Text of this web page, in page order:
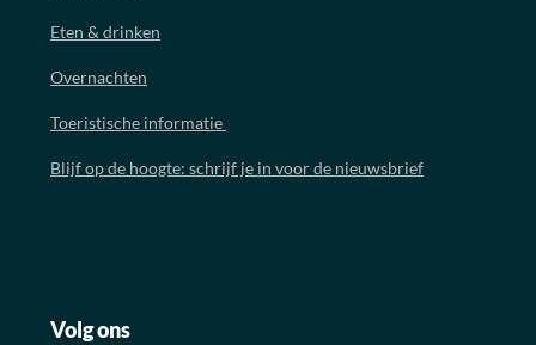
Eten & drinken
Overnachten
Toeristische informatie
Blijf op de hoogte: schrijf je in voor de nieuwsbrief
Volg ons